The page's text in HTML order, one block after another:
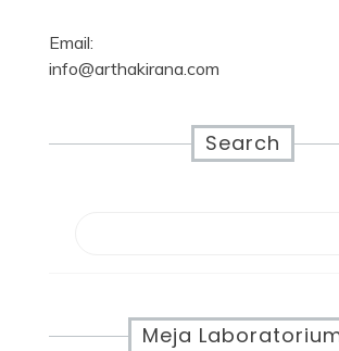
Email:
info@arthakirana.com
Search
Meja